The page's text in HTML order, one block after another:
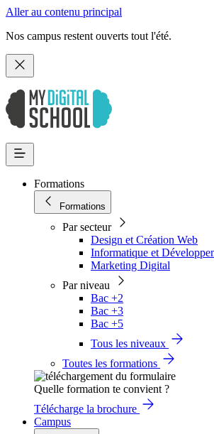
Aller au contenu principal
Nos campus restent ouverts tout l'été.
Formations
Formations
Par secteur
Design et Création Web
Informatique et
Marketing Digital
Par niveau
Bac +2
Bac +3
Bac +5
Tous les niveaux
Toutes les formations
Quelle formation te convient ?
Télécharge la brochure
Campus